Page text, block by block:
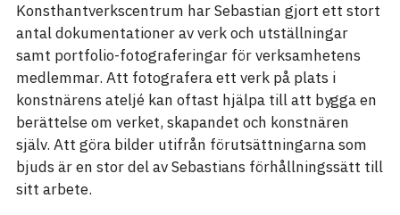
Konsthantverkscentrum har Sebastian gjort ett stort
antal dokumentationer av verk och utställningar
samt portfolio-fotograferingar för verksamhetens
medlemmar. Att fotografera ett verk på plats i
konstnärens ateljé kan oftast hjälpa till att bygga en
berättelse om verket, skapandet och konstnären
själv. Att göra bilder utifrån förutsättningarna som
bjuds är en stor del av Sebastians förhållningssätt till
sitt arbete.